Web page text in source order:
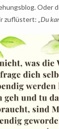
Oder
zuflüstert:„Du